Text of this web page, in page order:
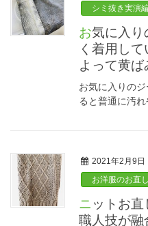
シミ抜き実演
お気に入りのジーンズの裾部分は長
く着用し
よって黄
お気に入りの
ると普通に汚
2021年2月9日
お洋服のお直
ニットお直しの匠技技術と色修正の
職人技が融